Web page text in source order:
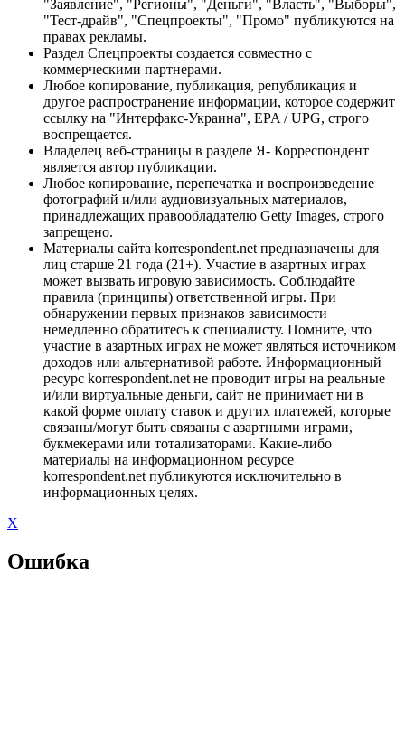
"Заявление", "Регионы", "Деньги", "Власть", "Выборы",
"Тест-драйв", "Спецпроекты", "Промо" публикуются на
правах рекламы.
Раздел Спецпроекты создается совместно с
коммерческими партнерами.
Любое копирование, публикация, републикация и
другое распространение информации, которое содержит
ссылку на "Интерфакс-Украина", EPA / UPG, строго
воспрещается.
Владелец веб-страницы в разделе Я- Корреспондент
является автор публикации.
Любое копирование, перепечатка и воспроизведение
фотографий и/или аудиовизуальных материалов,
принадлежащих правообладателю Getty Images, строго
запрещено.
Материалы сайта korrespondent.net предназначены для
лиц старше 21 года (21+). Участие в азартных играх
может вызвать игровую зависимость. Соблюдайте
правила (принципы) ответственной игры. При
обнаружении первых признаков зависимости
немедленно обратитесь к специалисту. Помните, что
участие в азартных играх не может являться источником
доходов или альтернативой работе. Информационный
ресурс korrespondent.net не проводит игры на реальные
и/или виртуальные деньги, сайт не принимает ни в
какой форме оплату ставок и других платежей, которые
связаны/могут быть связаны с азартными играми,
букмекерами или тотализаторами. Какие-либо
материалы на информационном ресурсе
korrespondent.net публикуются исключительно в
информационных целях.
X
Ошибка